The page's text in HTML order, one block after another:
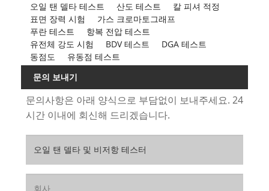
오일 탠 델타 테스트
산도 테스트
칼 피셔 적정
표면 장력 시험
가스 크로마토그래프
푸란 테스트
항복 전압 테스트
유전체 강도 시험
BDV 테스트
DGA 테스트
동점도
유동점 테스트
문의 보내기
문의사항은 아래 양식으로 부담없이 보내주세요. 24
시간 이내에 회신해 드리겠습니다.